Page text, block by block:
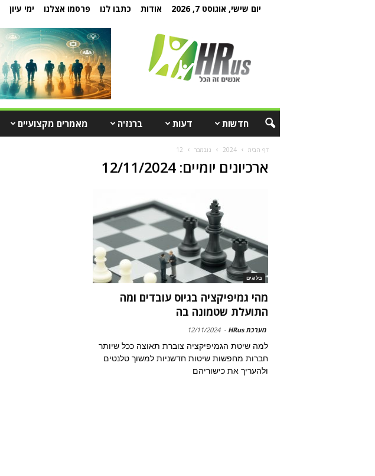
יום שישי, אוגוסט 7, 2026 אודות כתבו לנו פרסמו אצלנו ימי עיון
חדשות דעות ברנז'ה מאמרים מקצועיים
דף הבית 2024 נובמבר 12
ארכיונים יומיים: 12/11/2024
בלוגים
מהי גמיפיקציה בגיוס עובדים ומה
התועלת שטמונה בה
מערכת HRus -
12/11/2024
למה שיטת הגמיפיקציה צוברת תאוצה ככל שיותר
חברות מחפשות שיטות חדשניות למשוך טלנטים
ולהעריך את כישוריהם